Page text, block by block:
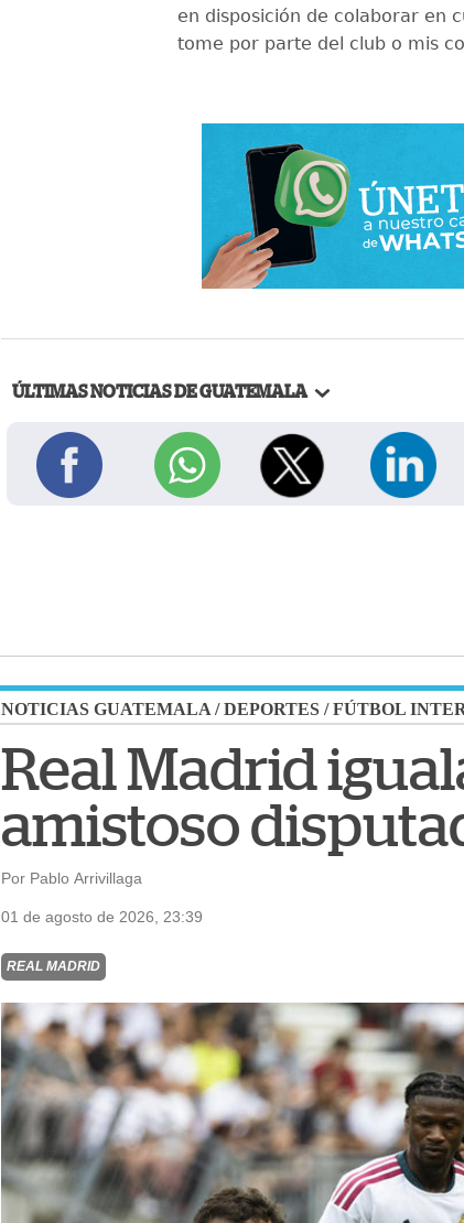
en disposición de colaborar en
tome por parte del club o mis
ÚLTIMAS NOTICIAS DE GUATEMALA
NOTICIAS GUATEMALA /DEPORTES /FÚTBOL
Real Madrid
amistoso
Por Pablo Arrivillaga
01 de agosto de 2026, 23:39
REAL MADRID